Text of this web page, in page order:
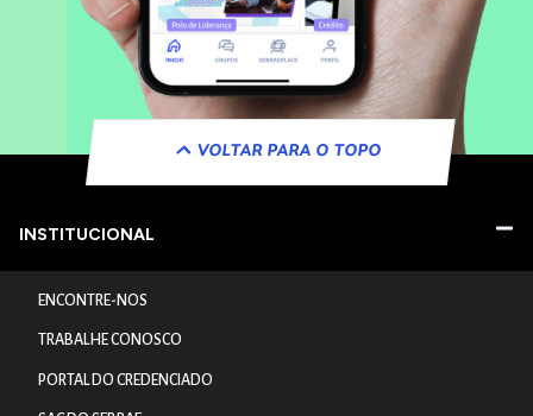
VOLTAR PARA O TOPO
INSTITUCIONAL
ENCONTRE-NOS
TRABALHE CONOSCO
PORTAL DO CREDENCIADO